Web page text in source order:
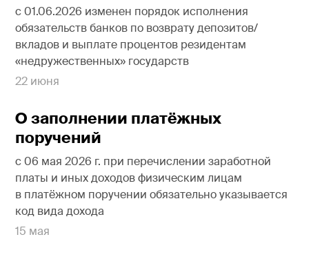
с 01.06.2026 изменен порядок исполнения
обязательств банков по возврату депозитов/
вкладов и выплате процентов резидентам
«недружественных» государств
22 июня
О заполнении платёжных
поручений
с 06 мая 2026 г. при перечислении заработной
платы и иных доходов физическим лицам
в платёжном поручении обязательно указывается
код вида дохода
15 мая